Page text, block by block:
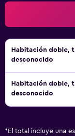
Habitación doble,
desconocido
Habitación doble,
desconocido
* El total incluye una